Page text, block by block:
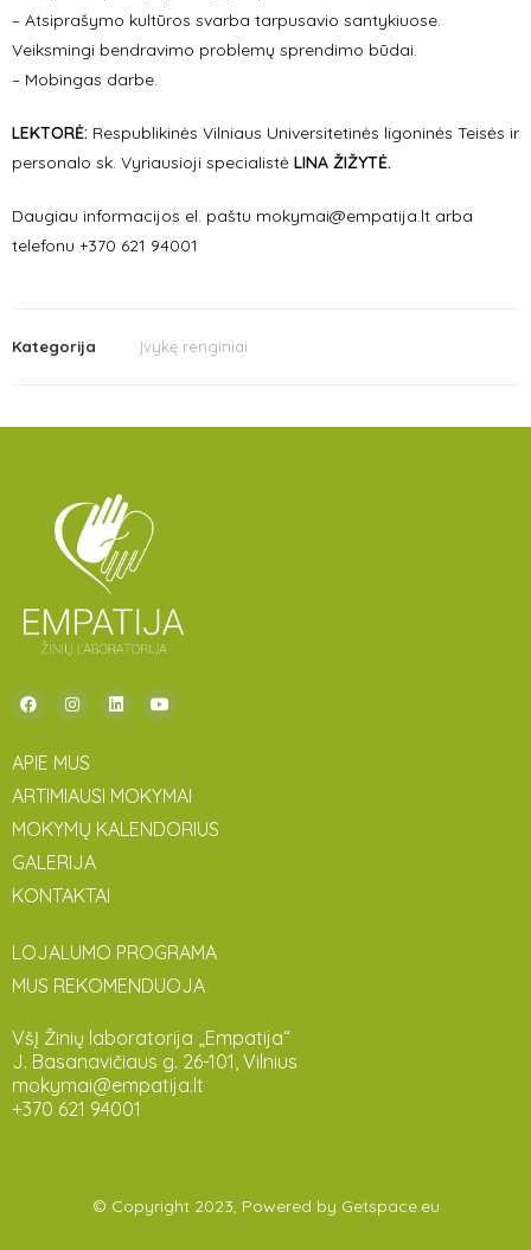
– Atsiprašymo kultūros svarba tarpusavio santykiuose.
Veiksmingi bendravimo problemų sprendimo būdai.
– Mobingas darbe.
LEKTORĖ: Respublikinės Vilniaus Universitetinės ligoninės Teisės ir
personalo sk. Vyriausioji specialistė LINA ŽIŽYTĖ.
Daugiau informacijos el. paštu mokymai@empatija.lt arba
telefonu +370 621 94001
Kategorija Įvykę renginiai
APIE MUS
ARTIMIAUSI MOKYMAI
MOKYMŲ KALENDORIUS
GALERIJA
KONTAKTAI
LOJALUMO PROGRAMA
MUS REKOMENDUOJA
VšĮ Žinių laboratorija „Empatija“
J. Basanavičiaus g. 26-101, Vilnius
mokymai@empatija.lt
+370 621 94001
© Copyright 2023, Powered by Getspace.eu